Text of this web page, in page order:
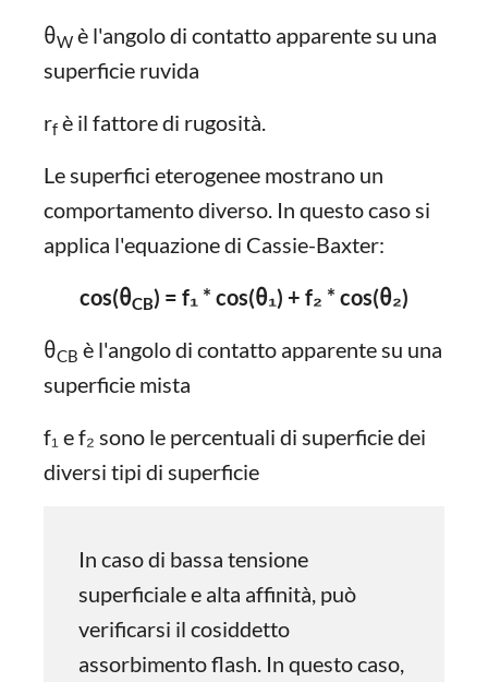
θW è l'angolo di contatto apparente su una
superficie ruvida
rf è il fattore di rugosità.
Le superfici eterogenee mostrano un
comportamento diverso. In questo caso si
applica l'equazione di Cassie-Baxter:
cos(θCB) = f₁ * cos(θ₁) + f₂ * cos(θ₂)
θCB è l'angolo di contatto apparente su una
superficie mista
f₁ e f₂ sono le percentuali di superficie dei
diversi tipi di superficie
In caso di bassa tensione
superficiale e alta affinità, può
verificarsi il cosiddetto
assorbimento flash. In questo caso,